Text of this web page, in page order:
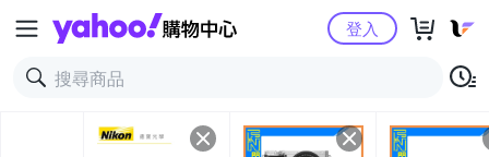
Yahoo購物中心登入